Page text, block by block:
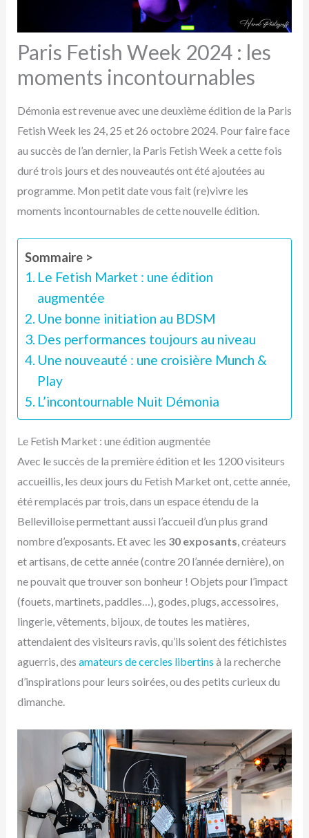
Paris Fetish Week 2024 : les
moments incontournables
Démonia est revenue avec une deuxième édition de la Paris
Fetish Week les 24, 25 et 26 octobre 2024. Pour faire face
au succès de l’an dernier, la Paris Fetish Week a cette fois
duré trois jours et des nouveautés ont été ajoutées au
programme. Mon petit date vous fait (re)vivre les
moments incontournables de cette nouvelle édition.
Sommaire >
Le Fetish Market : une édition
augmentée
Une bonne initiation au BDSM
Des performances toujours au niveau
Une nouveauté : une croisière Munch &
Play
L’incontournable Nuit Démonia
Le Fetish Market : une édition augmentée
Avec le succès de la première édition et les 1200 visiteurs
accueillis, les deux jours du Fetish Market ont, cette année,
été remplacés par trois, dans un espace étendu de la
Bellevilloise permettant aussi l’accueil d’un plus grand
nombre d’exposants. Et avec les 30 exposants, créateurs
et artisans, de cette année (contre 20 l’année dernière), on
ne pouvait que trouver son bonheur ! Objets pour l’impact
(fouets, martinets, paddles…), godes, plugs, accessoires,
lingerie, vêtements, bijoux, de toutes les matières,
attendaient des visiteurs ravis, qu’ils soient des fétichistes
aguerris, des amateurs de cercles libertins à la recherche
d’inspirations pour leurs soirées, ou des petits curieux du
dimanche.